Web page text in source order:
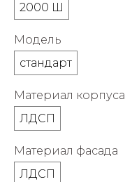
2000 Ш
Модель
стандарт
Материал корпуса
ЛДСП
Материал фасада
ЛДСП
недели